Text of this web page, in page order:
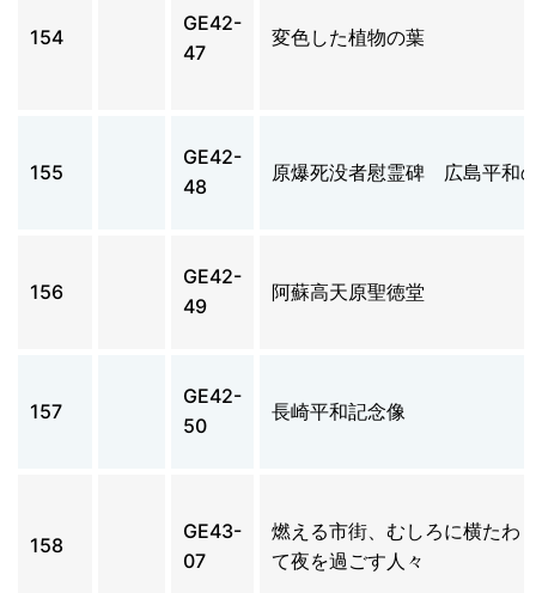
154
GE42-
47
変色した植物の葉
155
GE42-
48
原爆死没者慰霊碑 広島平和
156
GE42-
49
阿蘇高天原聖徳堂
157
GE42-
50
長崎平和記念像
158
GE43-
07
燃える市街、むしろに横たわ
て夜を過ごす人々